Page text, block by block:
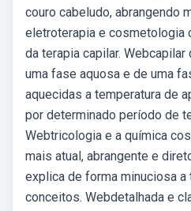
couro cabeludo, abrangendo
eletroterapia e cosmetologia
da terapia capilar.
uma fase aquosa e de uma
aquecidas a temperatura de
por determinado período de
Webtricologia e a química
mais atual, abrangente e
explica de forma minuciosa
conceitos. Webdetalhada e